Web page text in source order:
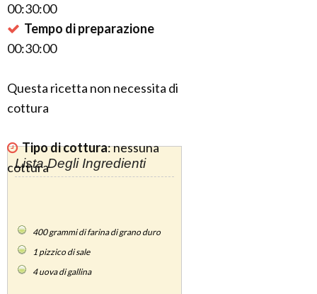
00:30:00
Tempo di preparazione
00:30:00
Questa ricetta non necessita di
cottura
Tipo di cottura:nessuna
cottura
Lista Degli Ingredienti
400grammi di farina di grano duro
1 pizzico di sale
4uova di gallina